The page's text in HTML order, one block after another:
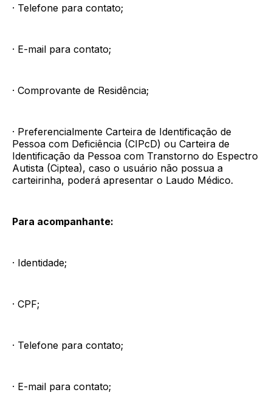
· Telefone para contato;
· E-mail para contato;
· Comprovante de Residência;
· Preferencialmente Carteira de Identificação de
Pessoa com Deficiência (CIPcD) ou Carteira de
Identificação da Pessoa com Transtorno do Espectro
Autista (Ciptea), caso o usuário não possua a
carteirinha, poderá apresentar o Laudo Médico.
Para acompanhante:
· Identidade;
· CPF;
· Telefone para contato;
· E-mail para contato;